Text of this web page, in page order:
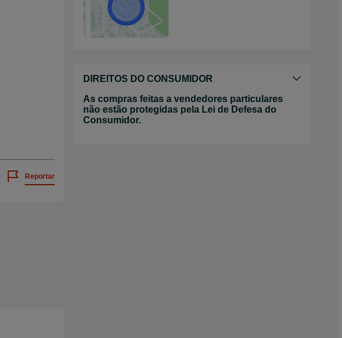
Reportar
DIREITOS DO CONSUMIDOR
As compras feitas a vendedores particulares
não estão protegidas pela Lei de Defesa do
Consumidor.